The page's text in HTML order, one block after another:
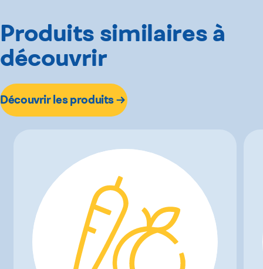
Produits similaires à
découvrir
Découvrir les produits